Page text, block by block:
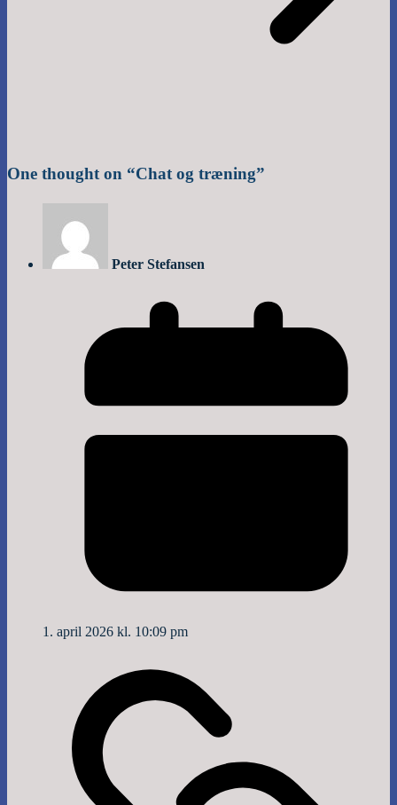
One thought on “Chat og træning”
Peter Stefansen
1. april 2026 kl. 10:09 pm